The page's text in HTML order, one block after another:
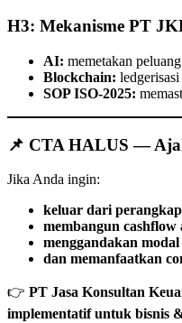
H3: Mekanisme PT
AI: memetakan
Blockchain:
SOP ISO-2025:
📌 CTA HALUS —
Jika Anda ingin:
keluar dari
membangun cashflow
menggandakan
dan memanfaatkan
👉 PT Jasa Konsultan
implementatif untuk bisnis